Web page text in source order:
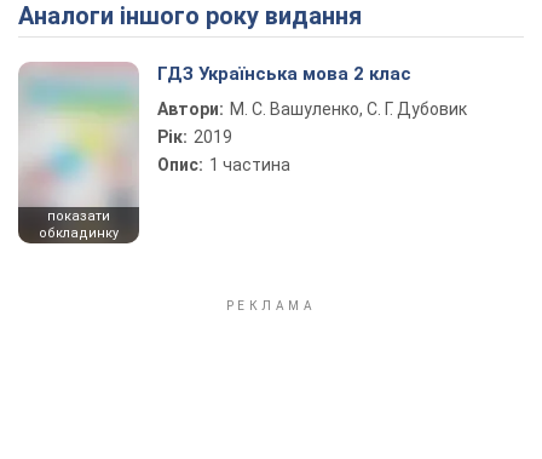
Play Video
Аналоги іншого року видання
показати
обкладинку
ГДЗ Українська мова 2 клас
Автори: М. С. Вашуленко, С. Г. Дубовик
Рік: 2019
Опис: 1 частина